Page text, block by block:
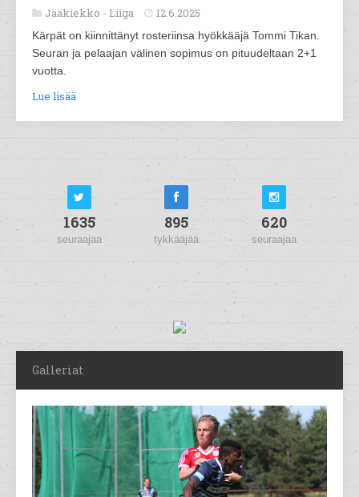
Jääkiekko - Liiga 12.6.2025
Kärpät on kiinnittänyt rosteriinsa hyökkääjä Tommi Tikan.
Seuran ja pelaajan välinen sopimus on pituudeltaan 2+1
vuotta.
Lue lisää
1635
seuraajaa
895
tykkääjää
620
seuraajaa
Galleriat